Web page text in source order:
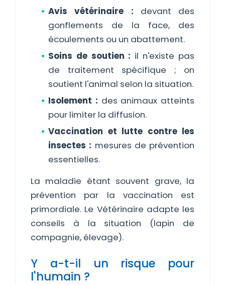
Avis vétérinaire : devant des
gonflements de la face, des
écoulements ou un abattement.
Soins de soutien : il n'existe pas
de traitement spécifique ; on
soutient l'animal selon la situation.
Isolement : des animaux atteints
pour limiter la diffusion.
Vaccination et lutte contre les
insectes : mesures de prévention
essentielles.
La maladie étant souvent grave, la
prévention par la vaccination est
primordiale. Le Vétérinaire adapte les
conseils à la situation (lapin de
compagnie, élevage).
Y a-t-il un risque pour
l'humain ?